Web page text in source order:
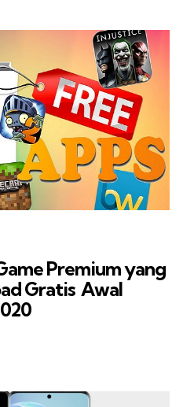
Premium yang
Gratis  Awal